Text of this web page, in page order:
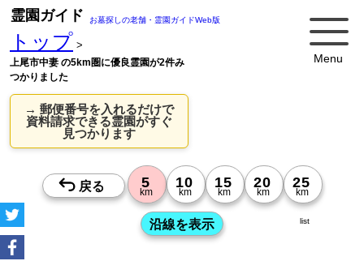
Menu
霊園ガイド お墓探しの老舗・霊園ガイドWeb版
トップ >
上尾市中妻 の5km圏に優良霊園が2件み
つかりました
→ 郵便番号を入れるだけで
資料請求できる霊園がすぐ
見つかります
list